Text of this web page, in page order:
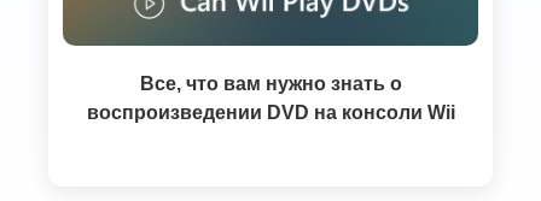
Все, что вам нужно знать о
воспроизведении DVD на консоли Wii